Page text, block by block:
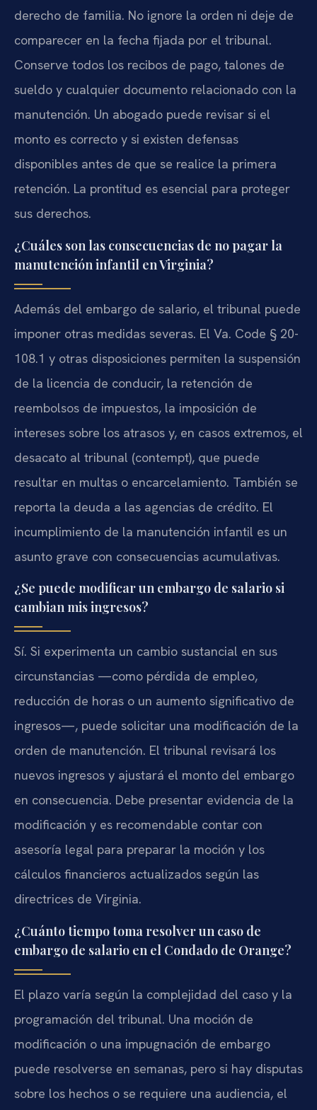
derecho de familia. No ignore la orden ni deje de
comparecer en la fecha fijada por el tribunal.
Conserve todos los recibos de pago, talones de
sueldo y cualquier documento relacionado con la
manutención. Un abogado puede revisar si el
monto es correcto y si existen defensas
disponibles antes de que se realice la primera
retención. La prontitud es esencial para proteger
sus derechos.
¿Cuáles son las consecuencias de no pagar la
manutención infantil en Virginia?
Además del embargo de salario, el tribunal puede
imponer otras medidas severas. El Va. Code § 20-
108.1 y otras disposiciones permiten la suspensión
de la licencia de conducir, la retención de
reembolsos de impuestos, la imposición de
intereses sobre los atrasos y, en casos extremos, el
desacato al tribunal (contempt), que puede
resultar en multas o encarcelamiento. También se
reporta la deuda a las agencias de crédito. El
incumplimiento de la manutención infantil es un
asunto grave con consecuencias acumulativas.
¿Se puede modificar un embargo de salario si
cambian mis ingresos?
Sí. Si experimenta un cambio sustancial en sus
circunstancias —como pérdida de empleo,
reducción de horas o un aumento significativo de
ingresos—, puede solicitar una modificación de la
orden de manutención. El tribunal revisará los
nuevos ingresos y ajustará el monto del embargo
en consecuencia. Debe presentar evidencia de la
modificación y es recomendable contar con
asesoría legal para preparar la moción y los
cálculos financieros actualizados según las
directrices de Virginia.
¿Cuánto tiempo toma resolver un caso de
embargo de salario en el Condado de Orange?
El plazo varía según la complejidad del caso y la
programación del tribunal. Una moción de
modificación o una impugnación de embargo
puede resolverse en semanas, pero si hay disputas
sobre los hechos o se requiere una audiencia, el